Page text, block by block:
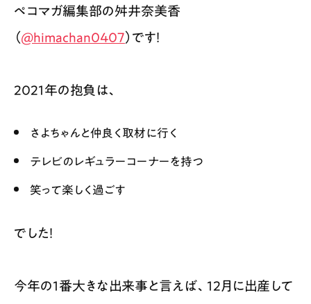
ペコマガ編集部の舛井奈美香
（@himachan0407）です！
2021年の抱負は、
さよちゃんと仲良く取材に行く
テレビのレギュラーコーナーを持つ
笑って楽しく過ごす
でした！
今年の1番大きな出来事と言えば、12月に出産して